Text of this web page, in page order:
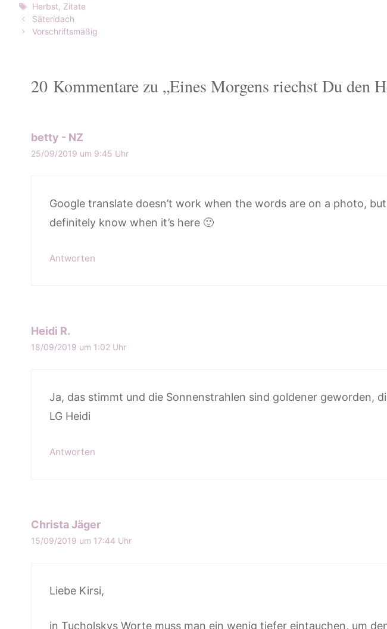
Schlagwörter
Herbst, Zitate
Säteridach
Vorschriftsmäßig
20 Kommentare zu „Eines Morgens riechst Du den
betty - NZ
25/09/2019 um 9:45 Uhr
Google translate doesn’t work when the words are on a photo,
definitely know when it’s here 🙂
Antworten
Heidi R.
18/09/2019 um 1:02 Uhr
Ja, das stimmt und die Sonnenstrahlen sind goldener geworden,
LG Heidi
Antworten
Christa Jäger
15/09/2019 um 17:44 Uhr
Liebe Kirsi,
in Tucholskys Worte muss man ein wenig tiefer eintauchen, um